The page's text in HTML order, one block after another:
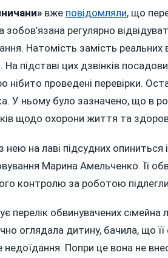
вже повідомляли, що
зобов’язана регулярно
Натомість замість
На підставі цих дзвінків
нібито проведені перевірки.
У ньому було зазначено, що в
щодо охорони життя та
нею на лаві підсудних опиниться
Марина Амельченко. Її
контролю за роботою
перелік обвинувачених
оглядала дитину, бачила, що
недоїдання. Попри це вона не